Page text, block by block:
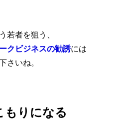
若者を狙う、
クビジネスの勧誘には
さいね。
もりになる